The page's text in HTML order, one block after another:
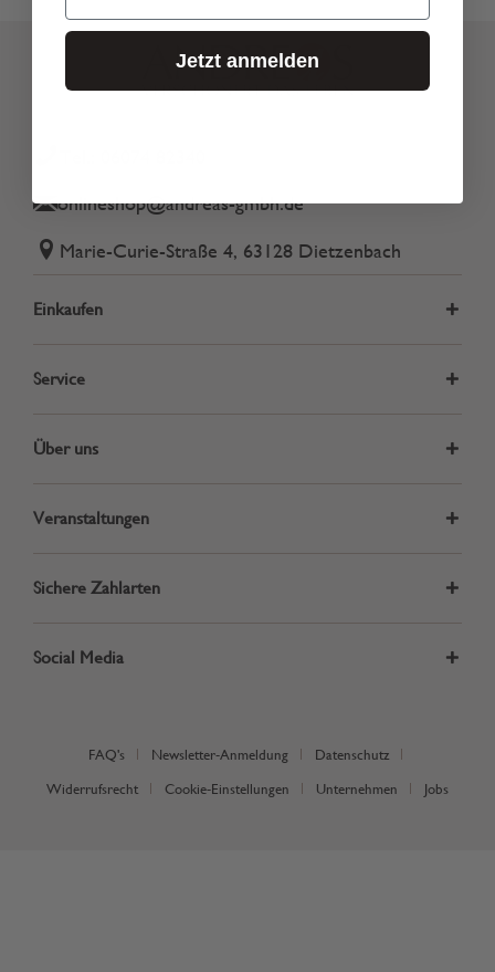
onlineshop@andreas-gmbh.de
Marie-Curie-Straße 4, 63128 Dietzenbach
Einkaufen
Service
Über uns
Veranstaltungen
Sichere Zahlarten
Social Media
FAQ's Newsletter-Anmeldung Datenschutz
Widerrufsrecht Cookie-Einstellungen Unternehmen Jobs
Jetzt anmelden